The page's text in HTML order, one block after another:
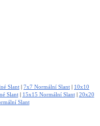
Slant | 7x7 Normální Slant | 10x10
Slant| 15x15 Normální Slant| 20x20
Slant